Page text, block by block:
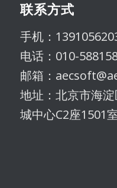
联系方式
手机：
电话：010-
邮箱：
地址：北京市海
城中心C2座1501